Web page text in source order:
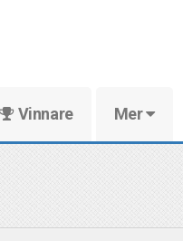
Vinnare Mer